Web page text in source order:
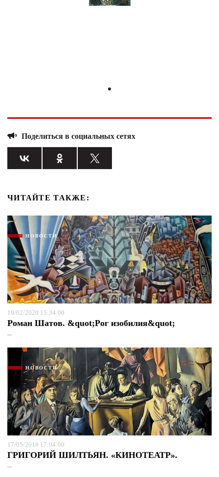
Поделиться в социальных сетях
ЧИТАЙТЕ ТАКЖЕ:
НОВОСТИ
19/02/2020 15:34:00
Роман Шатов. &quot;Рог изобилия&quot;
...
НОВОСТИ
17/05/2018 17:04:00
ГРИГОРИЙ ШИЛТЬЯН. «КИНОТЕАТР».
...